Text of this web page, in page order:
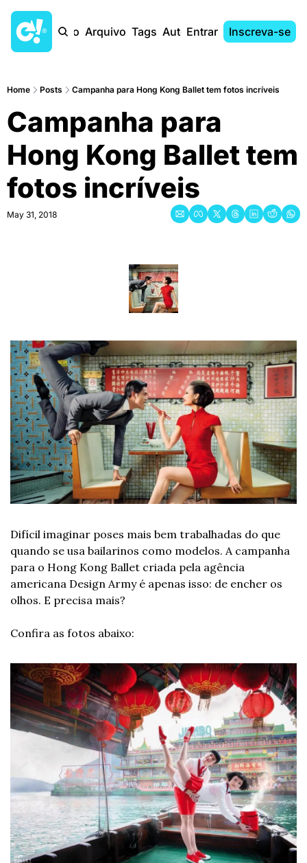
Início Arquivo Tags AutoresEntrar Inscreva-se
Home Posts Campanha para Hong Kong Ballet tem fotos incríveis
Campanha para
Hong Kong Ballet tem
fotos incríveis
May 31, 2018
Difícil imaginar poses mais bem trabalhadas do que
quando se usa bailarinos como modelos. A campanha
para o Hong Kong Ballet criada pela agência
americana Design Army é apenas isso: de encher os
olhos. E precisa mais?
Confira as fotos abaixo: